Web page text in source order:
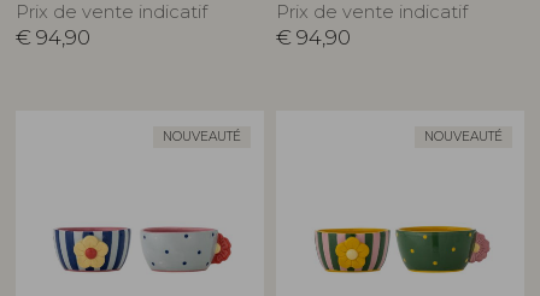
Prix de vente indicatif
€ 94,90
Prix de vente indicatif
€ 94,90
NOUVEAUTÉ NOUVEAUTÉ